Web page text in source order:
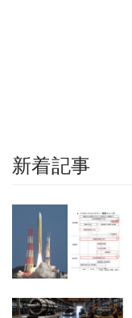
新着記事